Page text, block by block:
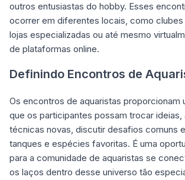
outros entusiastas do hobby. Esses
ocorrer em diferentes locais, como clubes
lojas especializadas ou até mesmo
de plataformas online.
Definindo Encontros de
Os encontros de aquaristas proporcionam
que os participantes possam trocar ideias,
técnicas novas, discutir desafios comuns
tanques e espécies favoritas. É uma
para a comunidade de aquaristas se
os laços dentro desse universo tão